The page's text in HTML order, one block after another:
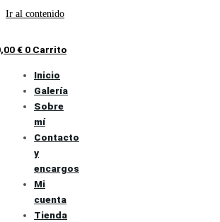
Ir al contenido
€ 0 Carrito
Inicio
Galería
Sobre
mí
Contacto
y
encargos
Mi
cuenta
Tienda